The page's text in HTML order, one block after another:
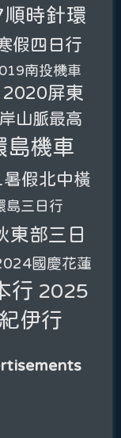
時針環
假四日行
南投機車
2020屏東
山脈最高
島機車
假北中橫
島三日行
東部三日
國慶花蓮
行 2025
伊行